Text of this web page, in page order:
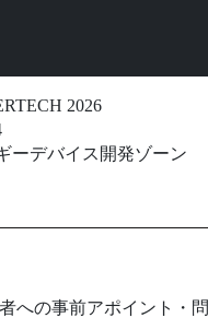
2026
ーデバイス開発ゾーン
への事前アポイント・